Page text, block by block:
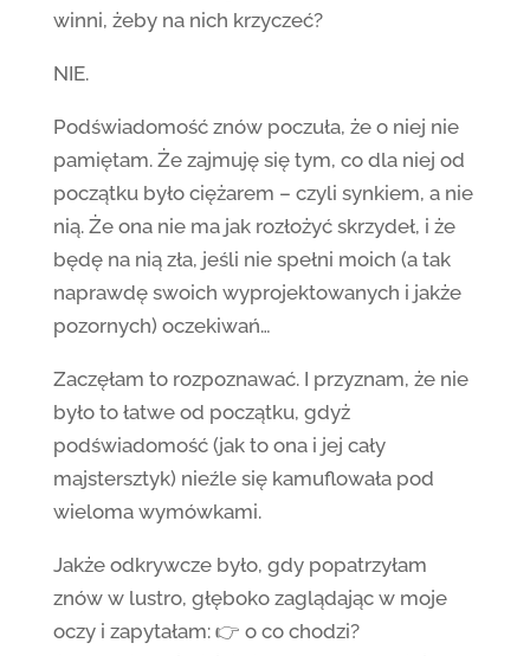
winni, żeby na nich krzyczeć?
NIE.
Podświadomość znów poczuła, że o niej nie
pamiętam. Że zajmuję się tym, co dla niej od
początku było ciężarem – czyli synkiem, a nie
nią. Że ona nie ma jak rozłożyć skrzydeł, i że
będę na nią zła, jeśli nie spełni moich (a tak
naprawdę swoich wyprojektowanych i jakże
pozornych) oczekiwań…
Zaczęłam to rozpoznawać. I przyznam, że nie
było to łatwe od początku, gdyż
podświadomość (jak to ona i jej cały
majstersztyk) nieźle się kamuflowała pod
wieloma wymówkami.
Jakże odkrywcze było, gdy popatrzyłam
znów w lustro, głęboko zaglądając w moje
oczy i zapytałam: 👉 o co chodzi?